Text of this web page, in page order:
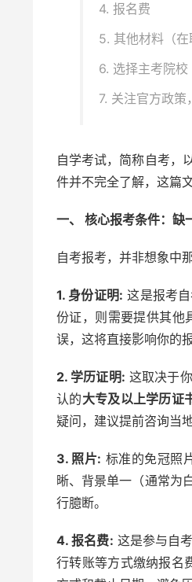
4. 报名费
5. 其他材料（在
6. 选择主考院校
7. 关注官方政策
自学考试，简称自考，
件并不完全了解，这篇
一、 核心报考条件：缺
自考报考，并非想象中
1. 身份证明: 这是报考
份证，则需要提供其他
误，这将直接影响你的
2. 学历证明: 这取决于
认的大专及以上学历证
疑问，建议提前咨询当
3. 照片: 标准的免冠照
晰、背景单一（通常为
行臆断。
4. 报名费: 这是参与自
行转账等方式缴纳报名